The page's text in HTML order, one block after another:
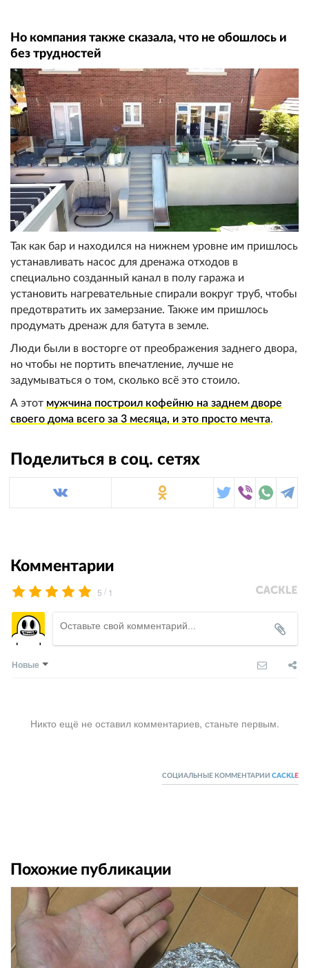
Но компания также сказала, что не обошлось и
без трудностей
Так как бар и находился на нижнем уровне им пришлось
устанавливать насос для дренажа отходов в
специально созданный канал в полу гаража и
установить нагревательные спирали вокруг труб, чтобы
предотвратить их замерзание. Также им пришлось
продумать дренаж для батута в земле.
Люди были в восторге от преображения заднего двора,
но чтобы не портить впечатление, лучше не
задумываться о том, сколько всё это стоило.
А этот мужчина построил кофейню на заднем дворе
своего дома всего за 3 месяца, и это просто мечта.
Поделиться в соц. сетях
Комментарии
5 / 1
Новые
Никто ещё не оставил комментариев, станьте первым.
СОЦИАЛЬНЫЕ КОММЕНТАРИИ CACKL E
Похожие публикации